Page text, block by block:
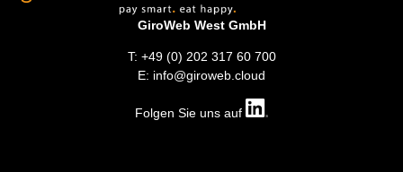
GiroWeb West GmbH
T: +49 (0) 202 317 60 700
E: info@giroweb.cloud
Folgen Sie uns auf